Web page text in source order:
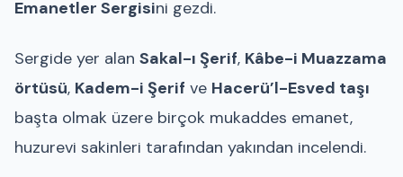
Emanetler Sergisini gezdi.
Sergide yer alan Sakal-ı Şerif, Kâbe-i Muazzama
örtüsü, Kadem-i Şerif ve Hacerü’l-Esved taşı
başta olmak üzere birçok mukaddes emanet,
huzurevi sakinleri tarafından yakından incelendi.